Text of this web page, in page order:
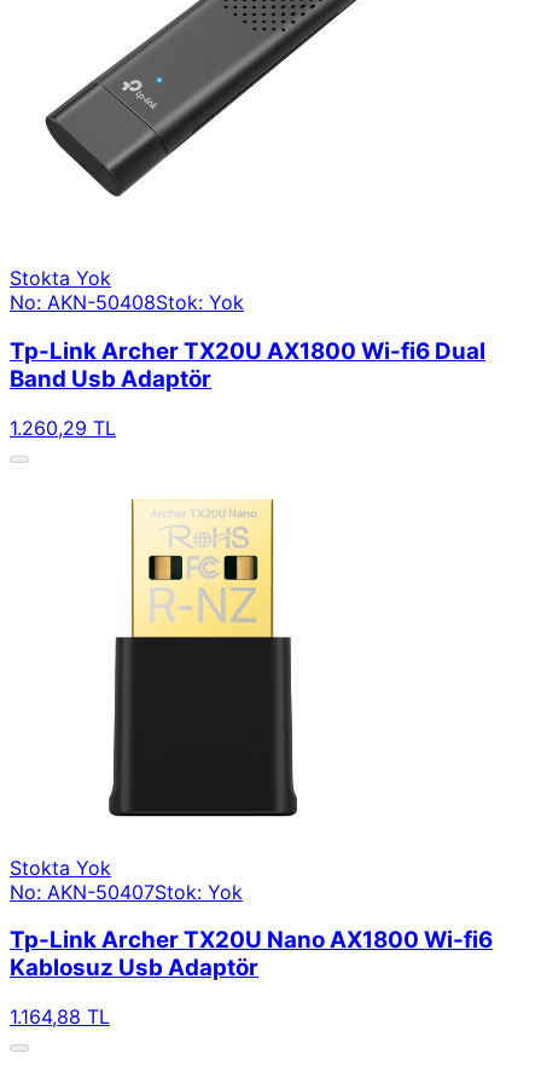
Stokta Yok
No: AKN-50408Stok: Yok
Tp-Link Archer TX20U AX1800 Wi-fi6 Dual
Band Usb Adaptör
1.260,29 TL
Stokta Yok
No: AKN-50407Stok: Yok
Tp-Link Archer TX20U Nano AX1800 Wi-fi6
Kablosuz Usb Adaptör
1.164,88 TL